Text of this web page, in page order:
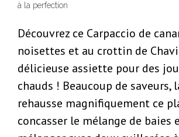
à la perfection
Découvrez ce Carpaccio de
noisettes et au crottin de
délicieuse assiette pour des
chauds ! Beaucoup de saveurs,
rehausse magnifiquement ce
concasser le mélange de baies